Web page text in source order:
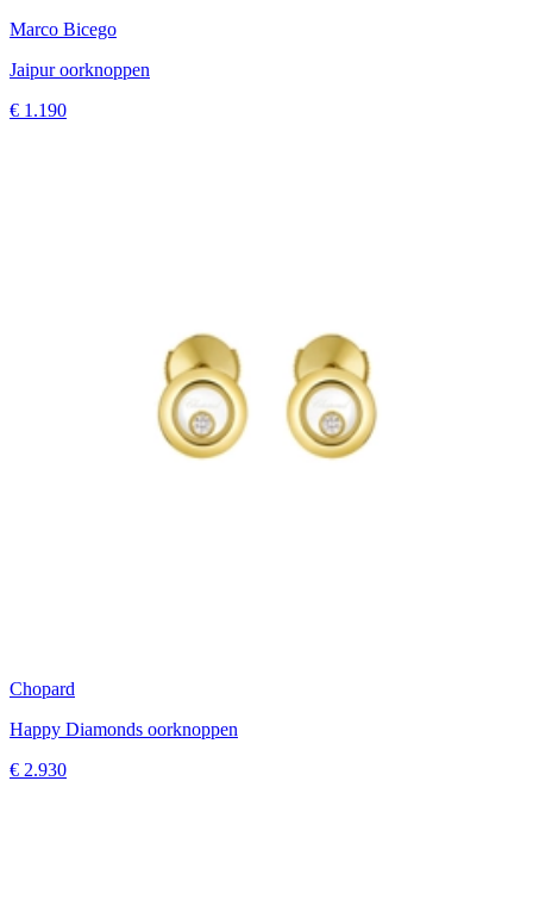
Marco Bicego
Jaipur oorknoppen
€ 1.190
Chopard
Happy Diamonds oorknoppen
€ 2.930